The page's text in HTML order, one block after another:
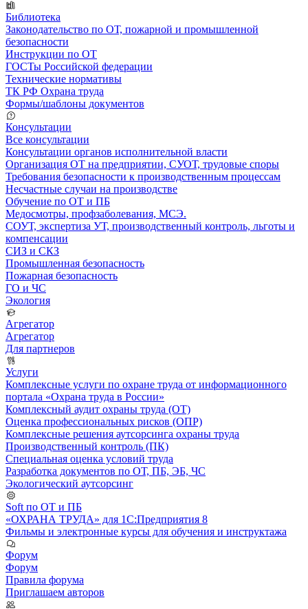
Библиотека
Законодательство по ОТ, пожарной и промышленной
безопасности
Инструкции по ОТ
ГОСТы Российской федерации
Технические нормативы
ТК РФ Охрана труда
Формы/шаблоны документов
Консультации
Все консультации
Консультации органов исполнительной власти
Организация ОТ на предприятии, СУОТ, трудовые споры
Требования безопасности к производственным процессам
Несчастные случаи на производстве
Обучение по ОТ и ПБ
Медосмотры, профзаболевания, МСЭ.
СОУТ, экспертиза УТ, производственный контроль, льготы и
компенсации
СИЗ и СКЗ
Промышленная безопасность
Пожарная безопасность
ГО и ЧС
Экология
Агрегатор
Агрегатор
Для партнеров
Услуги
Комплексные услуги по охране труда от информационного
портала «Охрана труда в России»
Комплексный аудит охраны труда (ОТ)
Оценка профессиональных рисков (ОПР)
Комплексные решения аутсорсинга охраны труда
Производственный контроль (ПК)
Специальная оценка условий труда
Разработка документов по ОТ, ПБ, ЭБ, ЧС
Экологический аутсорсинг
Soft по ОТ и ПБ
«ОХРАНА ТРУДА» для 1С:Предприятия 8
Фильмы и электронные курсы для обучения и инструктажа
Форум
Форум
Правила форума
Приглашаем авторов